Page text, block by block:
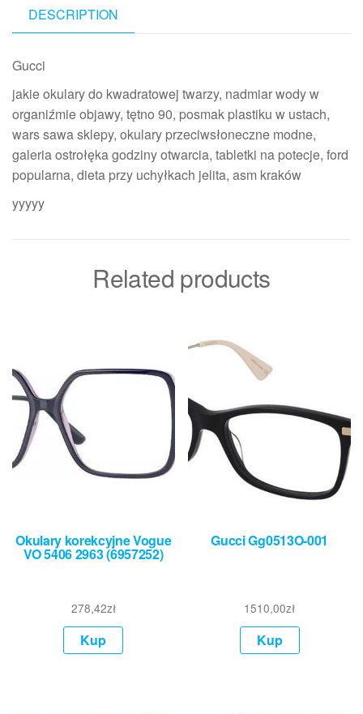
DESCRIPTION
Gucci
jakie okulary do kwadratowej twarzy, nadmiar wody w
organiźmie objawy, tętno 90, posmak plastiku w ustach,
wars sawa sklepy, okulary przeciwsłoneczne modne,
galeria ostrołęka godziny otwarcia, tabletki na potecje, ford
popularna, dieta przy uchyłkach jelita, asm kraków
yyyyy
Related products
Okulary korekcyjne Vogue
VO 5406 2963 (6957252)
278,42zł
Kup
Gucci Gg0513O-001
1510,00zł
Kup